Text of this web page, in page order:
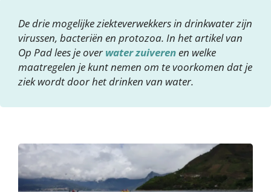
De drie mogelijke ziekteverwekkers in drinkwater zijn
virussen, bacteriën en protozoa. In het artikel van
Op Pad lees je overwater zuiverenen welke
maatregelen je kunt nemen om te voorkomen dat je
ziek wordt door het drinken van water.